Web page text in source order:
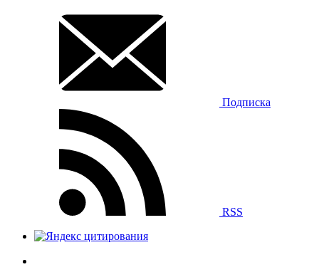
Подписка
RSS